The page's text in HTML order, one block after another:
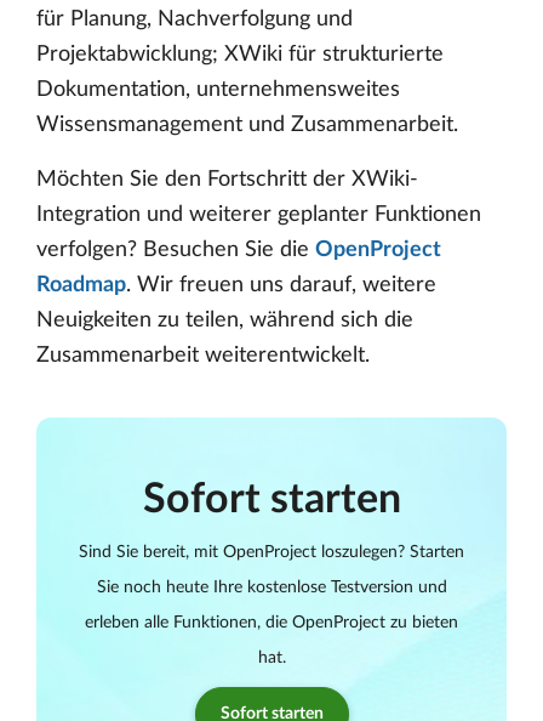
für Planung, Nachverfolgung und
Projektabwicklung; XWiki für strukturierte
Dokumentation, unternehmensweites
Wissensmanagement und Zusammenarbeit.
Möchten Sie den Fortschritt der XWiki-
Integration und weiterer geplanter Funktionen
verfolgen? Besuchen Sie die OpenProject
Roadmap. Wir freuen uns darauf, weitere
Neuigkeiten zu teilen, während sich die
Zusammenarbeit weiterentwickelt.
Sofort starten
Sind Sie bereit, mit OpenProject loszulegen? Starten
Sie noch heute Ihre kostenlose Testversion und
erleben alle Funktionen, die OpenProject zu bieten
hat.
Sofort starten